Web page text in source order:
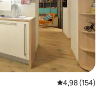
Średnia
4,98 (154)